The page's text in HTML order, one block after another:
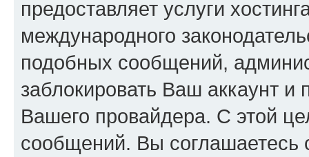
предоставляет услуги
международного
подобных сообщений,
заблокировать Ваш аккаунт и
Вашего провайдера. С этой
сообщений. Вы соглашаетесь